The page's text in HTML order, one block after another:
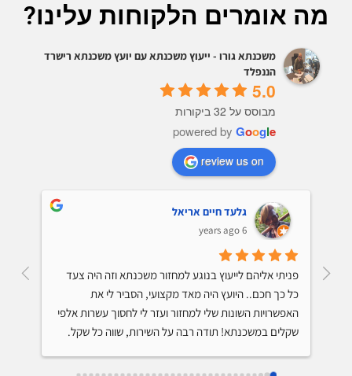
מה אומרים הלקוחות עלינו?
משכנתא גורו - ייעוץ משכנתא עם יועץ משכנתא רישרד
הננפלד
5.0
מבוסס על 32 ביקורות
powered by Google
review us on
גלעד חיים אריאל
6 years ago
שקלים במשכנתא! תודה רבה על השירות, שווה כל שקל.